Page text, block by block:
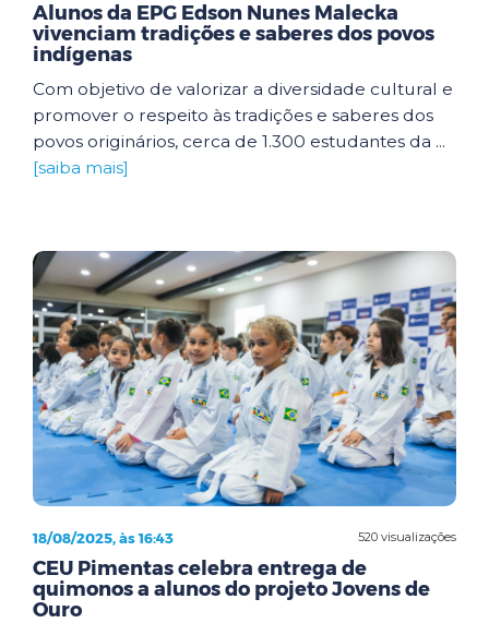
Alunos da EPG Edson Nunes Malecka
vivenciam tradições e saberes dos povos
indígenas
Com objetivo de valorizar a diversidade cultural e
promover o respeito às tradições e saberes dos
povos originários, cerca de 1.300 estudantes da ...
[saiba mais]
520 visualizações
18/08/2025, às 16:43
CEU Pimentas celebra entrega de
quimonos a alunos do projeto Jovens de
Ouro